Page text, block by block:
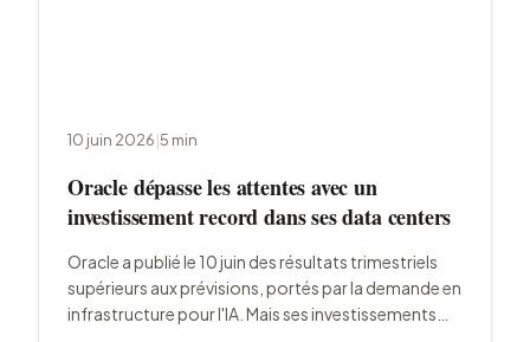
10 juin 2026|5 min
Oracle dépasse les attentes avec un
investissement record dans ses data centers
Oracle a publié le 10 juin des résultats trimestriels
supérieurs aux prévisions, portés par la demande en
infrastructure pour l'IA. Mais ses investissements